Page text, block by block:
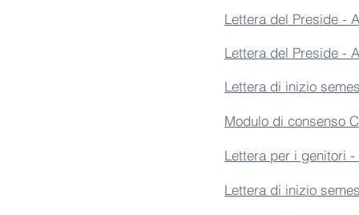
Lettera del Preside -
Lettera del Preside -
Lettera di inizio
Modulo di consenso
Lettera per i genitori
Lettera di inizio